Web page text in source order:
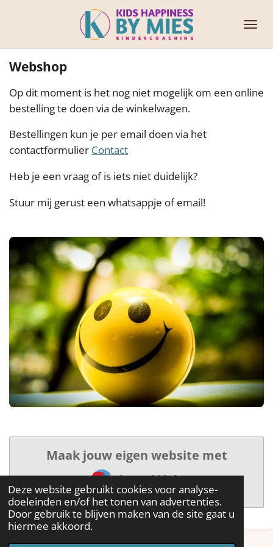
Deze website gebruikt cookies voor analyse-
doeleinden en/of het tonen van advertenties.
Door gebruik te blijven maken van de site gaat u
hiermee akkoord.
de
hoofdinhoud
Webshop
Op dit moment is het nog niet mogelijk om een online
bestelling te doen via de winkelwagen.
Bestellingen kun je per email doen via het
contactformulier Contact
Heb je een vraag of is iets niet duidelijk?
Stuur mij gerust een whatsappje of email!
Maak jouw eigen website met
JouwWeb
© 2021 - 2026 Kids Happiness by Mies